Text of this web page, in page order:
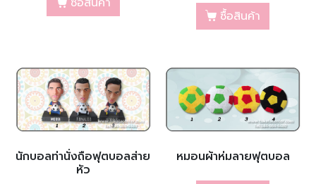
ซื้อสินค้า
นักบอลท่านั่งถือฟุตบอลส่าย
หัว
หมอนผ้าห่มลายฟุตบอล